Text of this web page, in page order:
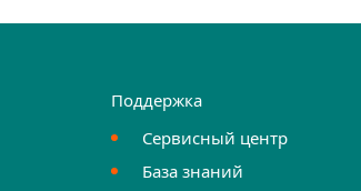
Поддержка
Сервисный центр
База знаний